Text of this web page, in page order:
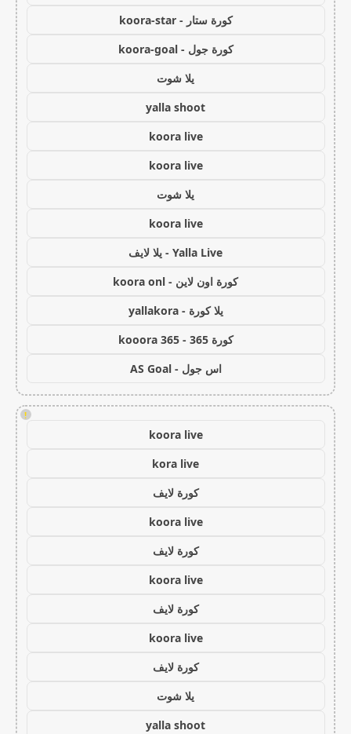
كورة ستار - koora-star
كورة جول - koora-goal
يلا شوت
yalla shoot
koora live
koora live
يلا شوت
koora live
Yalla Live - يلا لايف
كورة اون لاين - koora onl
يلا كورة - yallakora
كورة 365 - kooora 365
اس جول - AS Goal
!
koora live
kora live
كورة لايف
koora live
كورة لايف
koora live
كورة لايف
koora live
كورة لايف
يلا شوت
yalla shoot